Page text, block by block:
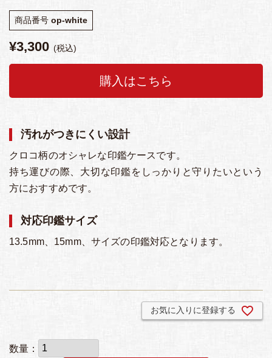
商品番号 op-white
¥3,300 税込
購入はこちら
汚れがつきにくい設計
クロコ柄のオシャレな印鑑ケースです。
持ち運びの際、大切な印鑑をしっかりと守りたいという
方におすすめです。
対応印鑑サイズ
13.5mm、15mm、サイズの印鑑対応となります。
お気に入りに登録する